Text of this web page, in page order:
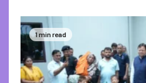
1 min read